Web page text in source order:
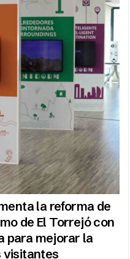
la reforma de
de El Torrejó con
para mejorar la
visitantes